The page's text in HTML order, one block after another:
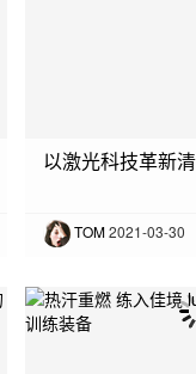
TOM2021-03-30